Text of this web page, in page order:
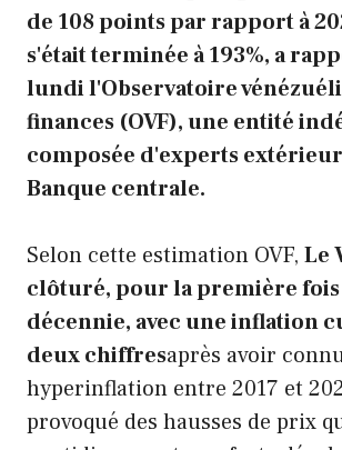
de 108 points par rapport à
s'était terminée à 193%, a
lundi l'Observatoire
finances (OVF), une entité
composée d'experts
Banque centrale.
Selon cette estimation OVF, Le
clôturé, pour la première
décennie, avec une inflation
deux chiffresaprès avoir
hyperinflation entre 2017 et
provoqué des hausses de prix